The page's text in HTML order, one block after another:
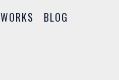
WORKS
BLOG